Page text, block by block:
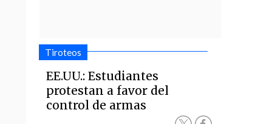
Tiroteos
EE.UU.: Estudiantes
protestan a favor del
control de armas